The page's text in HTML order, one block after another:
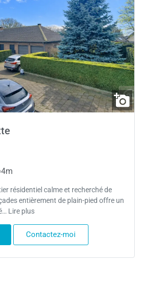
4m
résidentiel calme et recherché de
entièrement de plain-pied offre un
Lire plus
Contactez-moi